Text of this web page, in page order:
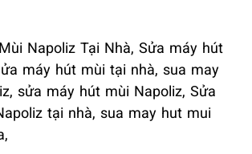
Napoliz Tại Nhà, Sửa máy hút
máy hút mùi tại nhà, sua may
sửa máy hút mùi Napoliz, Sửa
tại nhà, sua may hut mui